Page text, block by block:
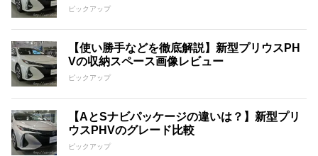
ピックアップ
【使い勝手などを徹底解説】新型プリウスPH
Vの収納スペース画像レビュー
ピックアップ
【AとSナビパッケージの違いは？】新型プリ
ウスPHVのグレード比較
ピックアップ